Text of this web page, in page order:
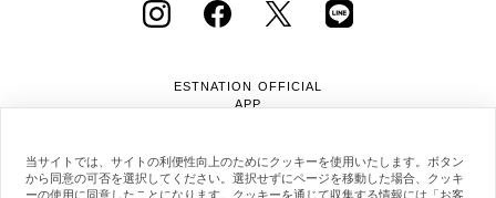
ESTNATION OFFICIAL
APP
当サイトでは、サイトの利便性向上のためにクッキーを使用いたします。ボタン
から同意の可否を選択してください。選択せずにページを移動した場合、クッキ
ーの使用に同意したことになります。クッキーを通じて収集する情報には「お客